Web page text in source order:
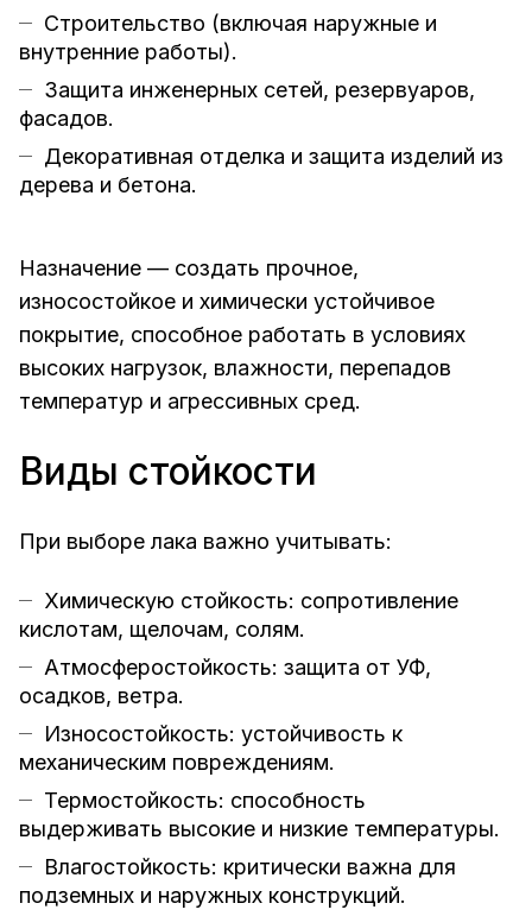
Строительство (включая наружные и
внутренние работы).
Защита инженерных сетей, резервуаров,
фасадов.
Декоративная отделка и защита изделий из
дерева и бетона.
Назначение — создать прочное,
износостойкое и химически устойчивое
покрытие, способное работать в условиях
высоких нагрузок, влажности, перепадов
температур и агрессивных сред.
Виды стойкости
При выборе лака важно учитывать:
Химическую стойкость: сопротивление
кислотам, щелочам, солям.
Атмосферостойкость: защита от УФ,
осадков, ветра.
Износостойкость: устойчивость к
механическим повреждениям.
Термостойкость: способность
выдерживать высокие и низкие температуры.
Влагостойкость: критически важна для
подземных и наружных конструкций.